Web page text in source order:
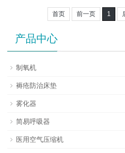
首页 前一页 1
产品中心
制氧机
褥疮防治床垫
雾化器
简易呼吸器
医用空气压缩机